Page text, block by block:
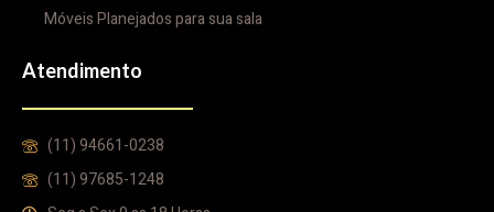
Móveis Planejados para sua sala
Atendimento
(11) 94661-0238
(11) 97685-1248